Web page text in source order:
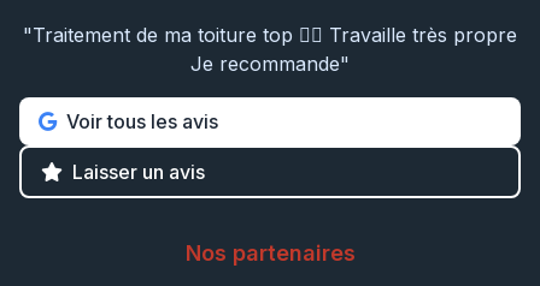
"Traitement de ma toiture top 👍🏼 Travaille très propre
Je recommande"
Voir tous les avis
Laisser un avis
Nos partenaires